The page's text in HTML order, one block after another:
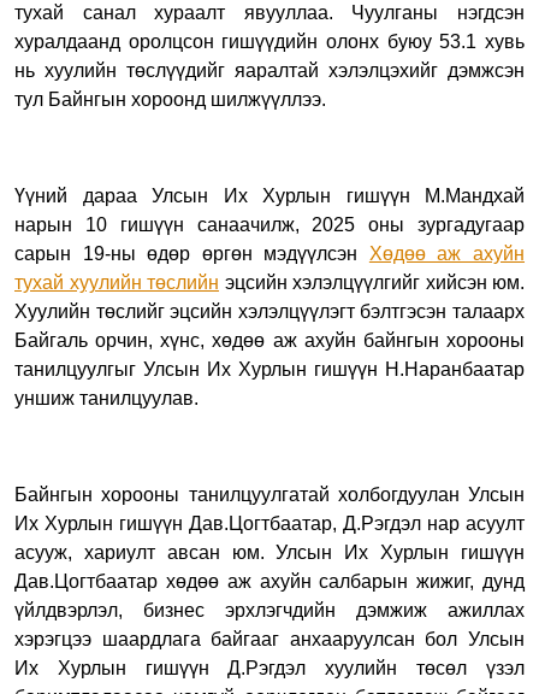
тухай санал хураалт явууллаа. Чуулганы нэгдсэн
хуралдаанд оролцсон гишүүдийн олонх буюу 53.1 хувь
нь хуулийн төслүүдийг яаралтай хэлэлцэхийг дэмжсэн
тул Байнгын хороонд шилжүүллээ.
Үүний дараа Улсын Их Хурлын гишүүн М.Мандхай
нарын 10 гишүүн санаачилж, 2025 оны зургадугаар
сарын 19-ны өдөр өргөн мэдүүлсэн Хөдөө аж ахуйн
тухай хуулийн төслийн эцсийн хэлэлцүүлгийг хийсэн юм.
Хуулийн төслийг эцсийн хэлэлцүүлэгт бэлтгэсэн талаарх
Байгаль орчин, хүнс, хөдөө аж ахуйн байнгын хорооны
танилцуулгыг Улсын Их Хурлын гишүүн Н.Наранбаатар
уншиж танилцуулав.
Байнгын хорооны танилцуулгатай холбогдуулан Улсын
Их Хурлын гишүүн Дав.Цогтбаатар, Д.Рэгдэл нар асуулт
асууж, хариулт авсан юм. Улсын Их Хурлын гишүүн
Дав.Цогтбаатар хөдөө аж ахуйн салбарын жижиг, дунд
үйлдвэрлэл, бизнес эрхлэгчдийн дэмжиж ажиллах
хэрэгцээ шаардлага байгааг анхааруулсан бол Улсын
Их Хурлын гишүүн Д.Рэгдэл хуулийн төсөл үзэл